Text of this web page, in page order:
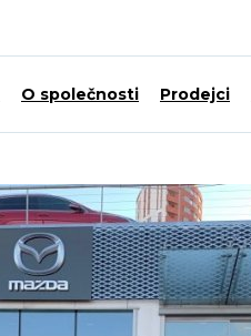
O společnosti Prodejci